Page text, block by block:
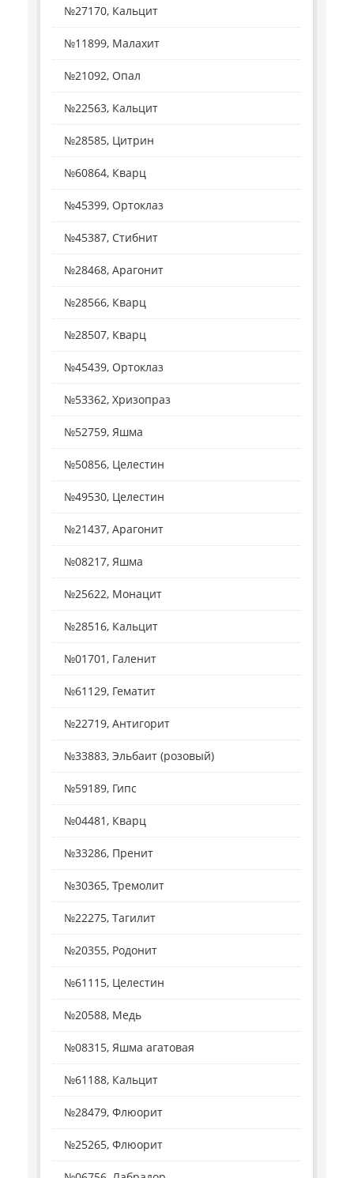
№27170, Кальцит
№11899, Малахит
№21092, Опал
№22563, Кальцит
№28585, Цитрин
№60864, Кварц
№45399, Ортоклаз
№45387, Стибнит
№28468, Арагонит
№28566, Кварц
№28507, Кварц
№45439, Ортоклаз
№53362, Хризопраз
№52759, Яшма
№50856, Целестин
№49530, Целестин
№21437, Арагонит
№08217, Яшма
№25622, Монацит
№28516, Кальцит
№01701, Галенит
№61129, Гематит
№22719, Антигорит
№33883, Эльбаит (розовый)
№59189, Гипс
№04481, Кварц
№33286, Пренит
№30365, Тремолит
№22275, Тагилит
№20355, Родонит
№61115, Целестин
№20588, Медь
№08315, Яшма агатовая
№61188, Кальцит
№28479, Флюорит
№25265, Флюорит